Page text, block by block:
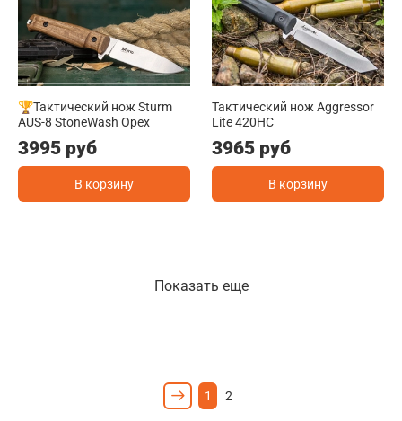
🏆Тактический нож Sturm
AUS-8 StoneWash Орех
3995 руб
В корзину
Тактический нож Aggressor
Lite 420HC
3965 руб
В корзину
Показать еще
1 2